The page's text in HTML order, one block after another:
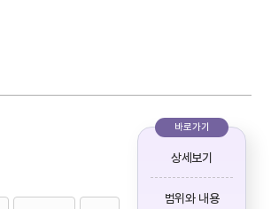
바로가기
상세보기
범위와 내용